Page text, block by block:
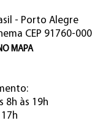
- Porto Alegre
CEP 91760-000
MAPA
8h às 19h